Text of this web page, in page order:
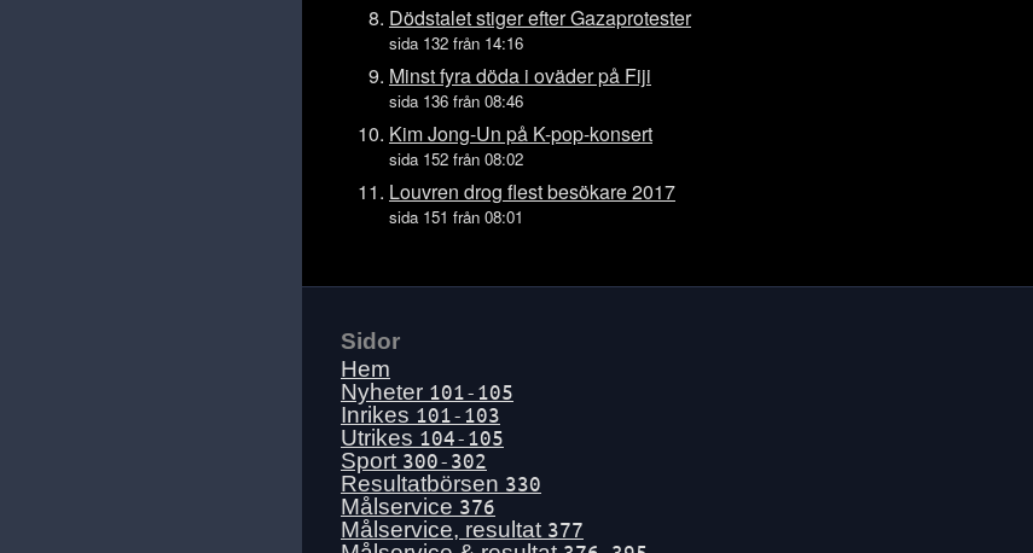
Ons 15 juli
Tis 14 juli
Mån 13 juli
Lör 11 juli
Fre 10 juli
Tors 9 juli
Tis 7 juli
Sön 5 juli
Lör 4 juli
Fre 3 juli
Tors 2 juli
Ons 1 juli
Tis 30 juni
Dödstalet stiger efter Gazaprotester
sida 132 från 14:16
Minst fyra döda i oväder på Fiji
sida 136 från 08:46
Kim Jong-Un på K-pop-konsert
sida 152 från 08:02
Louvren drog flest besökare 2017
sida 151 från 08:01
Sidor
Hem
Nyheter 101-105
Inrikes 101-103
Utrikes 104-105
Sport 300-302
Resultatbörsen 330
Målservice 376
Målservice, resultat 377